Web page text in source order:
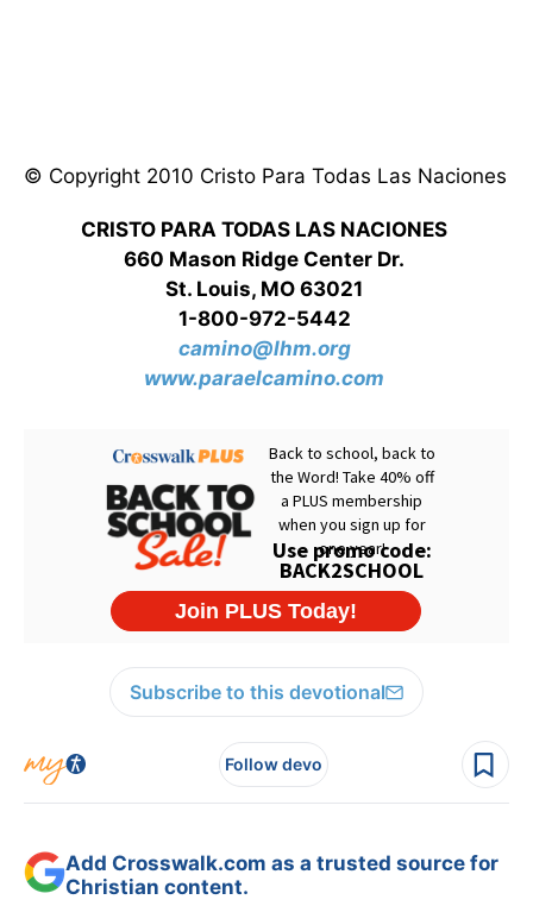
© Copyright 2010 Cristo Para Todas Las Naciones
CRISTO PARA TODAS LAS NACIONES
660 Mason Ridge Center Dr.
St. Louis, MO 63021
1-800-972-5442
camino@lhm.org
www.paraelcamino.com
Subscribe to this devotional
Follow devo
Add Crosswalk.com as a trusted source for
Christian content.